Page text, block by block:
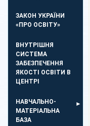
ЗАКОН УКРАЇНИ
«ПРО ОСВІТУ»
ВНУТРІШНЯ
СИСТЕМА
ЗАБЕЗПЕЧЕННЯ
ЯКОСТІ ОСВІТИ В
ЦЕНТРІ
НАВЧАЛЬНО-
МАТЕРІАЛЬНА
БАЗА